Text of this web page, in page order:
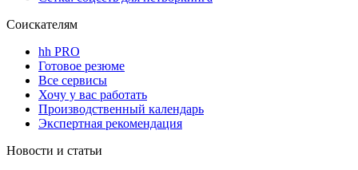
Соискателям
hh PRO
Готовое резюме
Все сервисы
Хочу у вас работать
Производственный календарь
Экспертная рекомендация
Новости и статьи